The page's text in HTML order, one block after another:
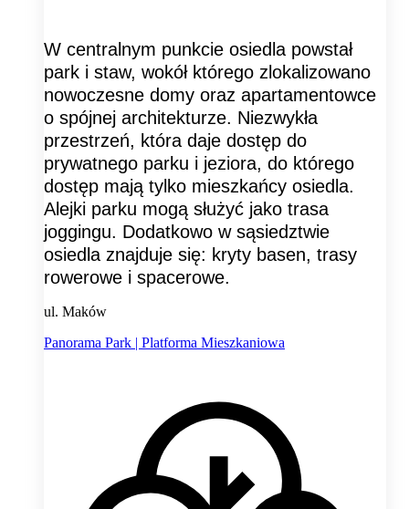
W centralnym punkcie osiedla powstał
park i staw, wokół którego zlokalizowano
nowoczesne domy oraz apartamentowce
o spójnej architekturze. Niezwykła
przestrzeń, która daje dostęp do
prywatnego parku i jeziora, do którego
dostęp mają tylko mieszkańcy osiedla.
Alejki parku mogą służyć jako trasa
joggingu. Dodatkowo w sąsiedztwie
osiedla znajduje się: kryty basen, trasy
rowerowe i spacerowe.
ul. Maków
Panorama Park | Platforma Mieszkaniowa